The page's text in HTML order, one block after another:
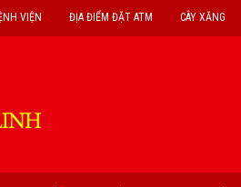
CÂY XĂNG
ĐỊA ĐIỂM ĐẶT ATM
VIỆN